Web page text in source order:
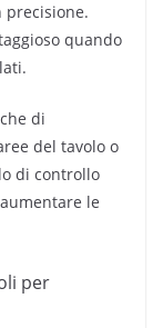
precisione.
quando
di
del tavolo o
di controllo
le
per